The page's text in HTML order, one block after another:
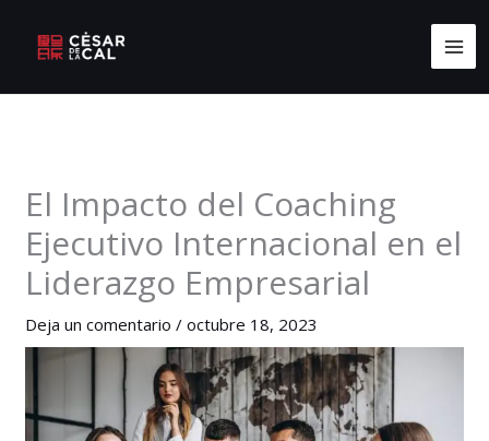
El Impacto del Coaching
Ejecutivo Internacional en el
Liderazgo Empresarial
Deja un comentario /octubre 18, 2023